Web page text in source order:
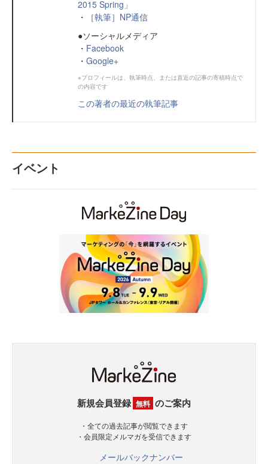
2015 Spring」
・
［執筆］NP通信
●ソーシャルメディア
・ Facebook
・ Google+
※プロフィールは、執筆時点、または直近の記事の寄稿時点で
の内容です
この著者の最近の執筆記事
イベント
新規会員登録 無料 のご案内
・全ての過去記事が閲覧できます
・会員限定メルマガを受信できます
メールバックナンバー